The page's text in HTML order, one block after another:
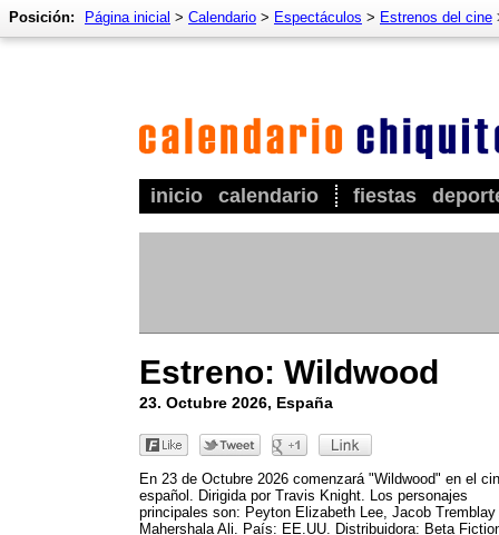
inicio calendario fiestas
Posición: Página inicial > Calendario > Espectáculos > Estrenos del cine
Estreno: Wildwood
23. Octubre 2026, España
En 23 de Octubre 2026 comenzará "Wildwood" en el
español. Dirigida por Travis Knight. Los personajes
principales son: Peyton Elizabeth Lee, Jacob
Mahershala Ali. País: EE.UU. Distribuidora: Beta